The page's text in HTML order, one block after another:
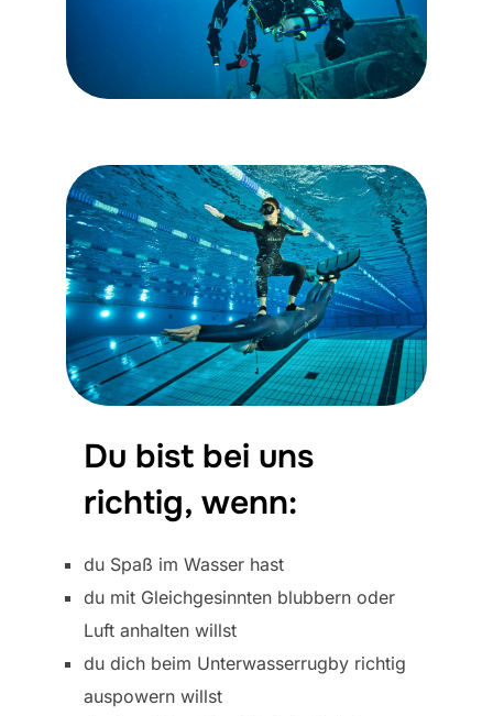
Du bist bei uns
richtig, wenn:
du Spaß im Wasser hast
du mit Gleichgesinnten blubbern oder
Luft anhalten willst
du dich beim Unterwasserrugby richtig
auspowern willst